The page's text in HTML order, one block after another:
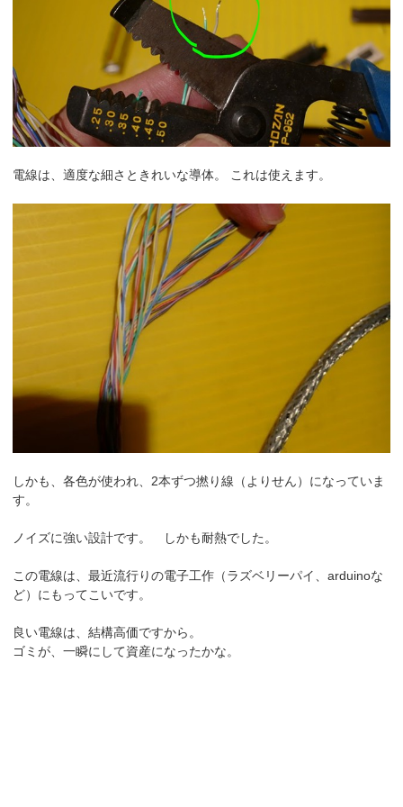
電線は、適度な細さときれいな導体。 これは使えます。
しかも、各色が使われ、2本ずつ撚り線（よりせん）になっていま
す。
ノイズに強い設計です。 しかも耐熱でした。
この電線は、最近流行りの電子工作（ラズベリーパイ、arduinoな
ど）にもってこいです。
良い電線は、結構高価ですから。
ゴミが、一瞬にして資産になったかな。